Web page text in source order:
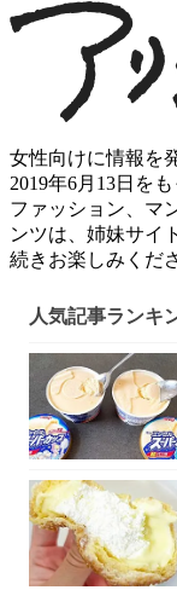
女性向けに情報を
2019年6月13日を
ファッション、マ
ンツは、姉妹サイ
続きお楽しみくだ
人気記事ランキ